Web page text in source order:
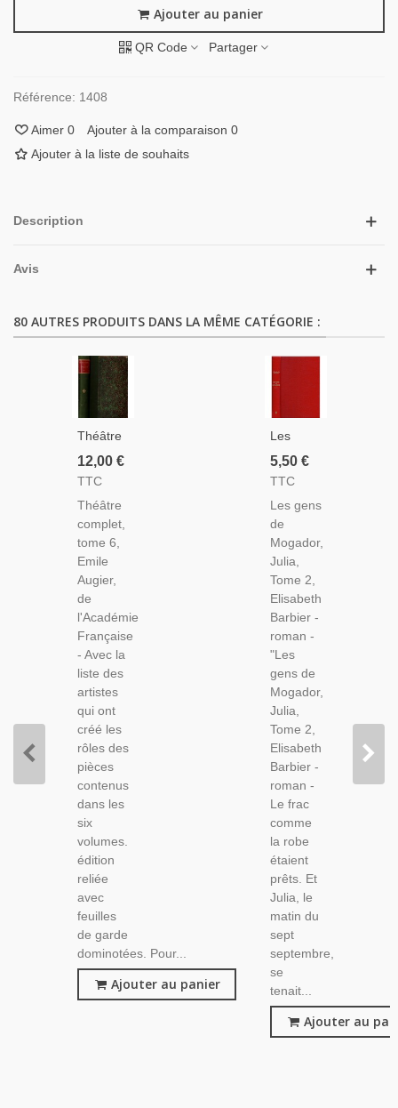
Ajouter au panier
QR Code Partager
Référence: 1408
Aimer 0 Ajouter à la comparaison 0
Ajouter à la liste de souhaits
Description
Avis
80 AUTRES PRODUITS DANS LA MÊME CATÉGORIE :
Théâtre
Complet
T6, Paul
Le Post-
Scriptum,
Lions Et
Renards,
Jean De
Thommeray,
Emile
Augier,
1883,
Acteurs,
12,00 €
TTC
Théâtre
complet,
tome 6,
Emile
Augier,
de
l'Académie
Française
- Avec la
liste des
artistes
qui ont
créé les
rôles des
pièces
contenus
dans les
six
volumes.
édition
reliée
avec
feuilles
de garde
dominotées. Pour...
Ajouter au panier
Les
Gens De
Mogador,
Elisabeth
Barbier,
1984 -
Saga
Familiale
19e S.,
Roman
Historique,
Passion,
Série TV
5,50 €
TTC
Les gens
de
Mogador,
Julia,
Tome 2,
Elisabeth
Barbier -
roman -
"Les
gens de
Mogador,
Julia,
Tome 2,
Elisabeth
Barbier -
roman -
Le frac
comme
la robe
étaient
prêts. Et
Julia, le
matin du
sept
septembre,
se
tenait...
Ajouter au